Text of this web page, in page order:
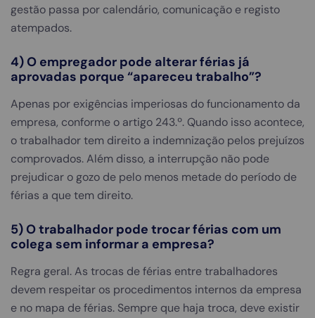
gestão passa por calendário, comunicação e registo
atempados.
4) O empregador pode alterar férias já
aprovadas porque “apareceu trabalho”?
Apenas por exigências imperiosas do funcionamento da
empresa, conforme o artigo 243.º. Quando isso acontece,
o trabalhador tem direito a indemnização pelos prejuízos
comprovados. Além disso, a interrupção não pode
prejudicar o gozo de pelo menos metade do período de
férias a que tem direito.
5) O trabalhador pode trocar férias com um
colega sem informar a empresa?
Regra geral. As trocas de férias entre trabalhadores
devem respeitar os procedimentos internos da empresa
e no mapa de férias. Sempre que haja troca, deve existir